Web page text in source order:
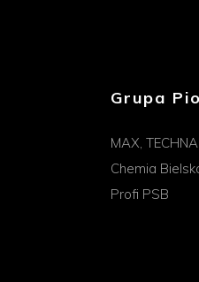
Grupa
MAX, TECHNA
Chemia
Profi PSB